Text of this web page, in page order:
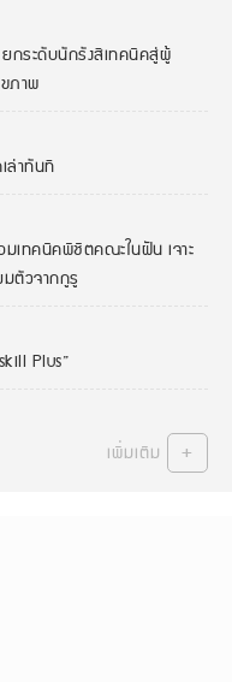
กระดับนักรังสีเทคนิคสู่ผู้
ภาพ
ล่าทันที
เทคนิคพิชิตคณะในฝัน เจาะ
มตัวจากกูรู
Plus”
เพิ่มเติม +